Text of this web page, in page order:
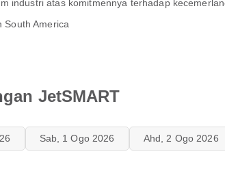
industri atas komitmennya terhadap
South America
JetSMART
Sab, 1 Ogo 2026 Ahd, 2 Ogo 2026